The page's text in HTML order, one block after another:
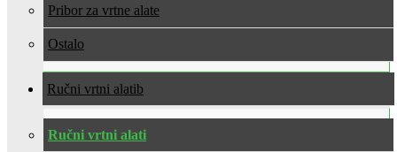
Pribor za vrtne alate
Ostalo
Ručni vrtni alati
Ručni vrtni alati